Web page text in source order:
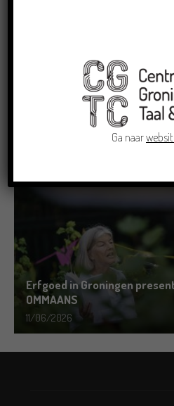
Grensoverschrijdende
rond het Gronings en Platduits
Erfgoed in Groningen
OMMAANS
11/06/2026
Ga naar